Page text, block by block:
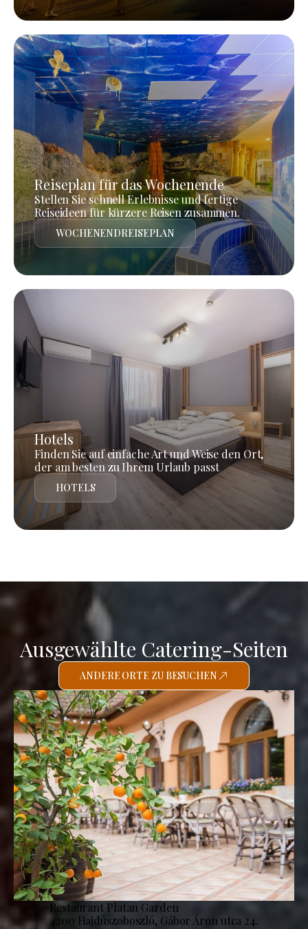
Reiseplan für das Wochenende
Stellen Sie schnell Erlebnisse und fertige
Reiseideen für kürzere Reisen zusammen.
WOCHENENDREISEPLAN
Hotels
Finden Sie auf einfache Art und Weise den Ort,
der am besten zu Ihrem Urlaub passt
HOTELS
Ausgewählte Catering-Seiten
ANDERE ORTE ZU BESUCHEN
Restaurant Platan Garden
4200 Hajdúszoboszló, Gábor Áron utca 24.